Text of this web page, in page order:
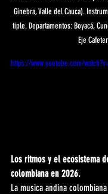
Ginebra, Valle del Cauca).
tiple. Departamentos: Boyacá,
Eje
https://www.youtube.com/
Los ritmos y el ecosistema
colombiana en 2026.
La musica andina